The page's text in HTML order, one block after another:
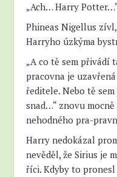
„Ach… Harry
Phineas Nigellus
Harryho úzkýma
„A co tě sem přivádí
pracovna je
ředitele. Nebo tě
snad…“ znovu
nehodného pra-
Harry nedokázal
nevěděl, že Sirius je
říci. Kdyby to